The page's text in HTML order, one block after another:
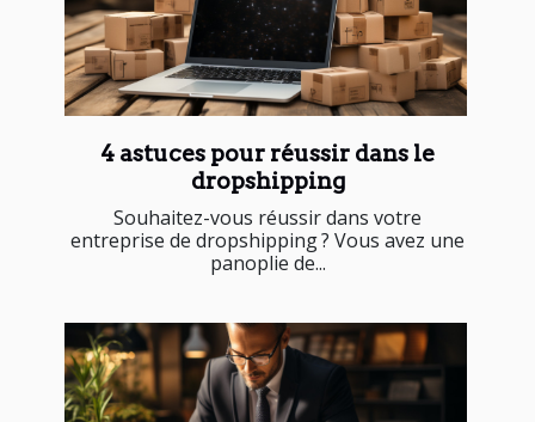
4 astuces pour réussir dans le
dropshipping
Souhaitez-vous réussir dans votre
entreprise de dropshipping ? Vous avez une
panoplie de...